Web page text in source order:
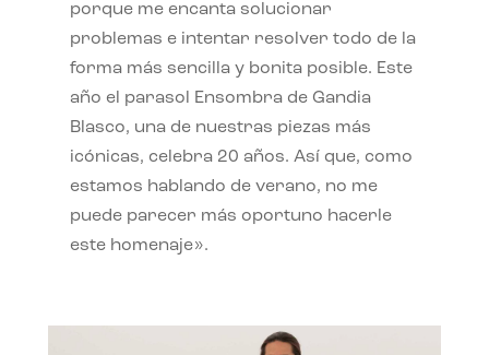
porque me encanta solucionar
problemas e intentar resolver todo de la
forma más sencilla y bonita posible. Este
año el parasol Ensombra de Gandia
Blasco, una de nuestras piezas más
icónicas, celebra 20 años. Así que, como
estamos hablando de verano, no me
puede parecer más oportuno hacerle
este homenaje».